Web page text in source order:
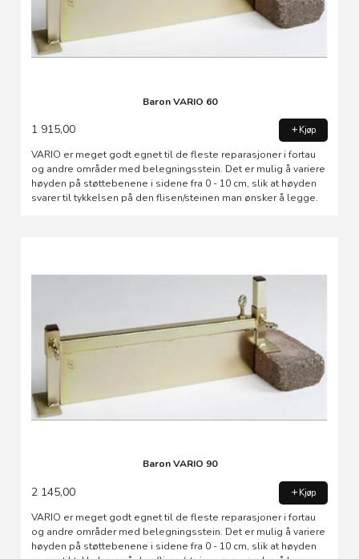
Baron VARIO 60
1 915,00 Kjøp
VARIO er meget godt egnet til de fleste reparasjoner i fortau
og andre områder med belegningsstein. Det er mulig å variere
høyden på støttebenene i sidene fra 0 - 10 cm, slik at høyden
svarer til tykkelsen på den flisen/steinen man ønsker å legge.
Baron VARIO 90
2 145,00 Kjøp
VARIO er meget godt egnet til de fleste reparasjoner i fortau
og andre områder med belegningsstein. Det er mulig å variere
høyden på støttebenene i sidene fra 0 - 10 cm, slik at høyden